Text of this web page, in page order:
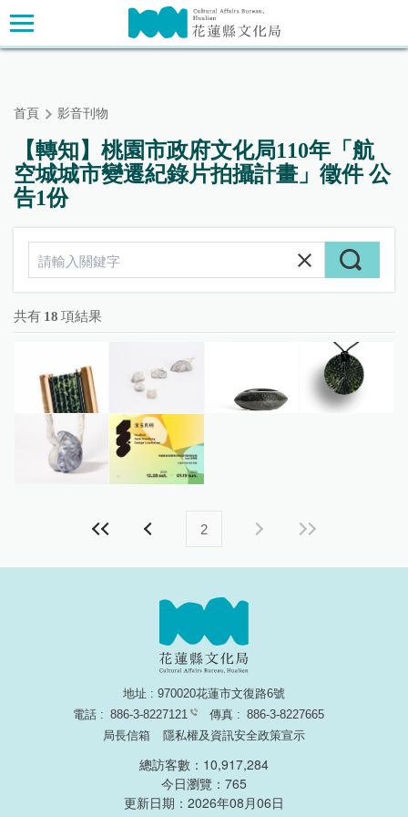
跳
到
主
主要內容區塊
首頁 影音刊物
【轉知】桃園市政府文化局110年「航
空城城市變遷紀錄片拍攝計畫」徵件 公
告1份
共有 18 項結果
2
地址 : 970020花蓮市文復路6號
電話 : 886-3-8227121 傳真 : 886-3-8227665
局長信箱
隱私權及資訊安全政策宣示
總訪客數：10,917,284
今日瀏覽：765
更新日期：2026年08月06日